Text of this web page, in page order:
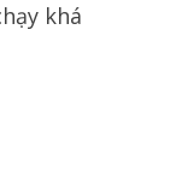
khá